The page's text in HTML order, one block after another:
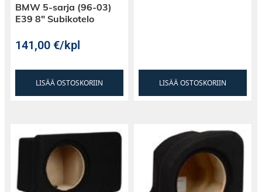
BMW 5-sarja (96-03)
E39 8″ Subikotelo
141,00€/kpl
LISÄÄ OSTOSKORIIN LISÄÄ OSTOSKORIIN